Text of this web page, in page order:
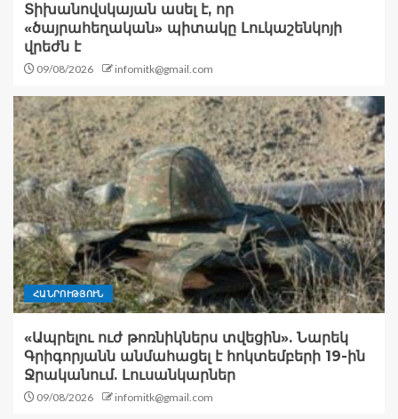
Տիխանովսկայան ասել է, որ
«ծայրահեղական» պիտակը Լուկաշենկոյի
վրեժն է
09/08/2026 infomitk@gmail.com
ՀԱՆՐՈՒԹՅՈՒՆ
«Ապրելու ուժ թոռնիկներս տվեցին». Նարեկ
Գրիգորյանն անմահացել է հոկտեմբերի 19-ին
Ջրականում. Լուսանկարներ
09/08/2026 infomitk@gmail.com